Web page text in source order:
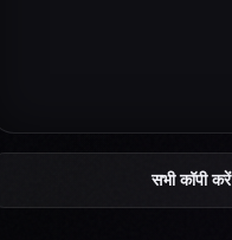
सभी कॉपी करें